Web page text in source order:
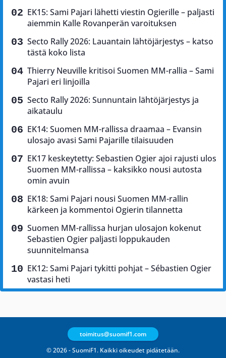
EK15: Sami Pajari lähetti viestin Ogierille – paljasti
aiemmin Kalle Rovanperän varoituksen
Secto Rally 2026: Lauantain lähtöjärjestys – katso
tästä koko lista
Thierry Neuville kritisoi Suomen MM-rallia – Sami
Pajari eri linjoilla
Secto Rally 2026: Sunnuntain lähtöjärjestys ja
aikataulu
EK14: Suomen MM-rallissa draamaa – Evansin
ulosajo avasi Sami Pajarille tilaisuuden
EK17 keskeytetty: Sebastien Ogier ajoi rajusti ulos
Suomen MM-rallissa – kaksikko nousi autosta
omin avuin
EK18: Sami Pajari nousi Suomen MM-rallin
kärkeen ja kommentoi Ogierin tilannetta
Suomen MM-rallissa hurjan ulosajon kokenut
Sebastien Ogier paljasti loppukauden
suunnitelmansa
EK12: Sami Pajari tykitti pohjat – Sébastien Ogier
vastasi heti
© 2026 - SuomiF1. Kaikki oikeudet pidätetään.
toimitus@suomif1.com